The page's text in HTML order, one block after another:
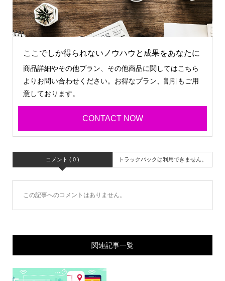
ここでしか得られないノウハウと成果をあなたに
商品詳細やその他プラン、その他商品に関してはこちら
よりお問い合わせください。お得なプラン、割引もご用
意しております。
CONTACT NOW
コメント ( 0 ) トラックバックは利用できません。
この記事へのコメントはありません。
関連記事一覧